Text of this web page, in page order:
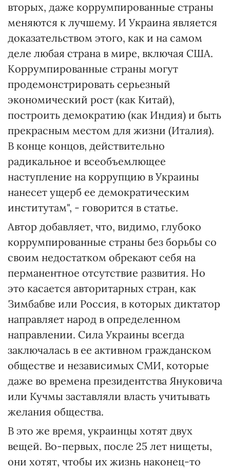
вторых, даже коррумпированные страны
меняются к лучшему. И Украина является
доказательством этого, как и на самом
деле любая страна в мире, включая США.
Коррумпированные страны могут
продемонстрировать серьезный
экономический рост (как Китай),
построить демократию (как Индия) и быть
прекрасным местом для жизни (Италия).
В конце концов, действительно
радикальное и всеобъемлющее
наступление на коррупцию в Украины
нанесет ущерб ее демократическим
институтам", - говорится в статье.
Автор добавляет, что, видимо, глубоко
коррумпированные страны без борьбы со
своим недостатком обрекают себя на
перманентное отсутствие развития. Но
это касается авторитарных стран, как
Зимбабве или Россия, в которых диктатор
направляет народ в определенном
направлении. Сила Украины всегда
заключалась в ее активном гражданском
обществе и независимых СМИ, которые
даже во времена президентства Януковича
или Кучмы заставляли власть учитывать
желания общества.
В это же время, украинцы хотят двух
вещей. Во-первых, после 25 лет нищеты,
они хотят, чтобы их жизнь наконец-то